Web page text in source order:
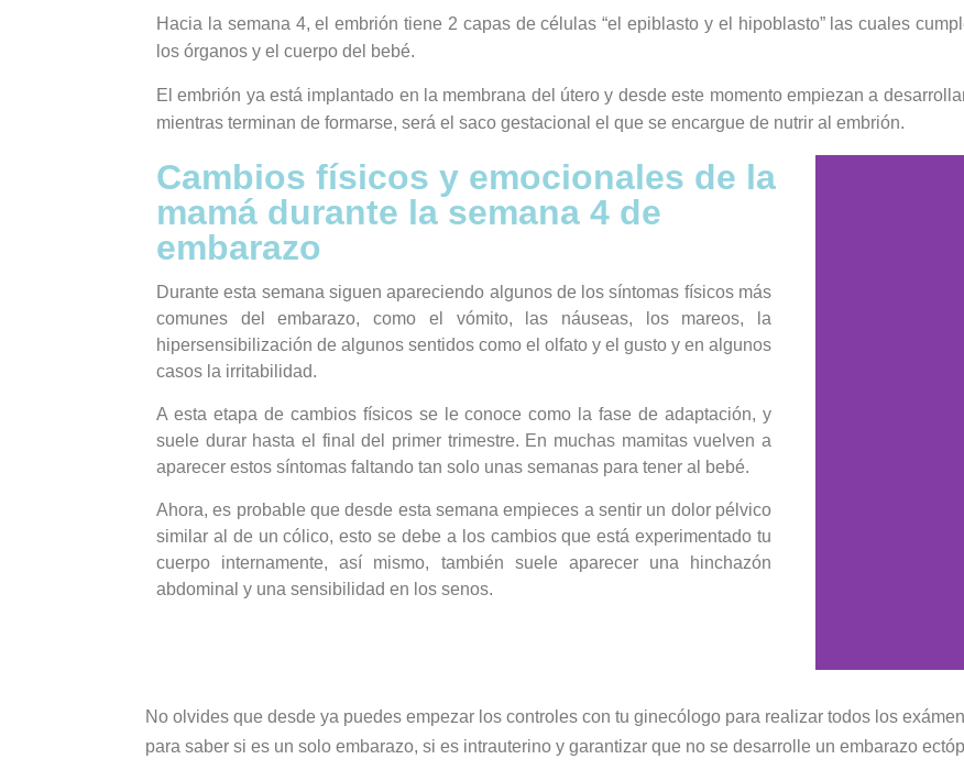
Hacia la semana 4, el embrión tiene 2 capas de células “el epiblasto y el hipoblasto” las cuales
los órganos y el cuerpo del bebé.
El embrión ya está implantado en la membrana del útero y desde este momento empiezan a
mientras terminan de formarse, será el saco gestacional el que se encargue de nutrir al embrión.
Cambios físicos y emocionales de la
mamá durante la semana 4 de
embarazo
Durante esta semana siguen apareciendo algunos de los síntomas físicos más
comunes del embarazo, como el vómito, las náuseas, los mareos, la
hipersensibilización de algunos sentidos como el olfato y el gusto y en algunos
casos la irritabilidad.
A esta etapa de cambios físicos se le conoce como la fase de adaptación, y
suele durar hasta el final del primer trimestre. En muchas mamitas vuelven a
aparecer estos síntomas faltando tan solo unas semanas para tener al bebé.
Ahora, es probable que desde esta semana empieces a sentir un dolor pélvico
similar al de un cólico, esto se debe a los cambios que está experimentado tu
cuerpo internamente, así mismo, también suele aparecer una hinchazón
abdominal y una sensibilidad en los senos.
No olvides que desde ya puedes empezar los controles con tu ginecólogo para realizar todos los
para saber si es un solo embarazo, si es intrauterino y garantizar que no se desarrolle un embarazo